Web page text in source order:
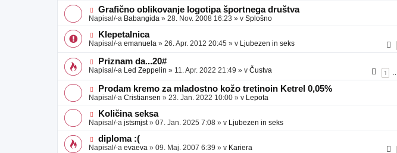
e
a
v
e
e
o
b
a
v
e
N
o
v
e
o
b
a
v
e
Grafično oblikovanje logotipa športnega društva
Napisal/-a Babangida » 28. Nov. 2008 16:23 » v Splošno
N
o
v
e
o
b
j
a
v
e
Klepetalnica
Napisal/-a emanuela » 26. Apr. 2012 20:45 » v Ljubezen in seks
N
o
e
o
b
a
v
e
Priznam da...20#
Napisal/-a Led Zeppelin » 11. Apr. 2022 21:49 » v Čustva 1 …
N
o
v
e
o
b
a
Prodam kremo za mladostno kožo tretinoin Ketrel 0,05%
Napisal/-a Cristiansen » 23. Jan. 2022 10:00 » v Lepota
N
o
v
e
o
Količina seksa
Napisal/-a jstsmjst» 07. Jan. 2025 7:08 » v Ljubezen in seks
N
o
diploma :(
Napisal/-a evaeva » 09. Maj. 2007 6:39 » v Kariera